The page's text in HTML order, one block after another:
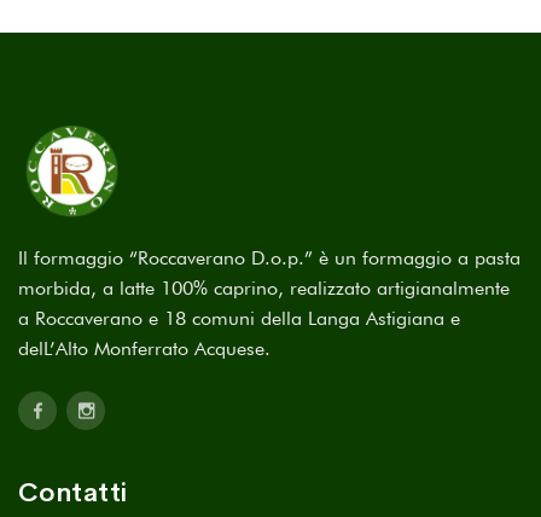
Il formaggio “Roccaverano D.o.p.” è un formaggio a pasta
morbida, a latte 100% caprino, realizzato artigianalmente
a Roccaverano e 18 comuni della Langa Astigiana e
delL’Alto Monferrato Acquese.
Contatti